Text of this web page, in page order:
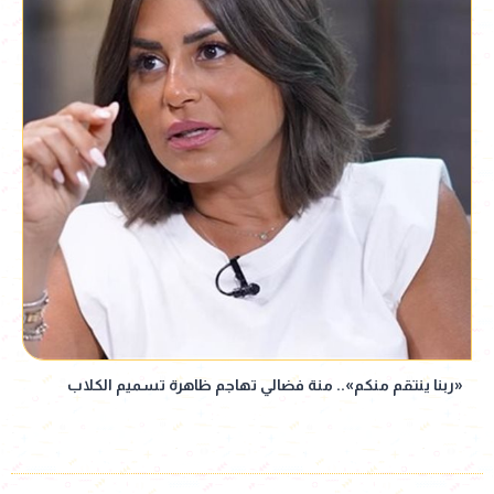
«ربنا ينتقم منكم».. منة فضالي تهاجم ظاهرة تسميم الكلاب